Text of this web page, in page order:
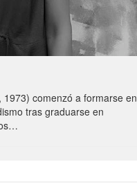
comenzó a formarse en
tras graduarse en